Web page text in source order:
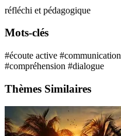
réfléchi et pédagogique
Mots-clés
#écoute active #communication
#compréhension #dialogue
Thèmes Similaires